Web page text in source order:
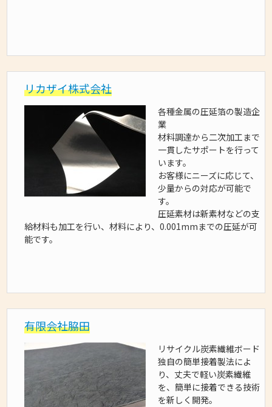
リカザイ株式会社
各種金属の圧延箔の製造企
業
材料調達から二次加工まで
一貫したサポートを行って
います。
お客様にニーズに応じて、
少量からの対応が可能で
す。
圧延素材は新素材などの支
給材料も加工を行い、材料により、0.001mmまでの圧延が可
能です。
有限会社脇田
リサイクル炭素繊維ボード
独自の簡単接着製法によ
り、丈夫で軽い炭素繊維
を、簡単に接着できる技術
を新しく開発。